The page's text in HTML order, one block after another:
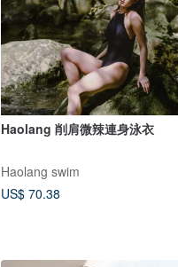
Haolang 削肩微辣連身泳衣
Haolang swim
US$ 70.38